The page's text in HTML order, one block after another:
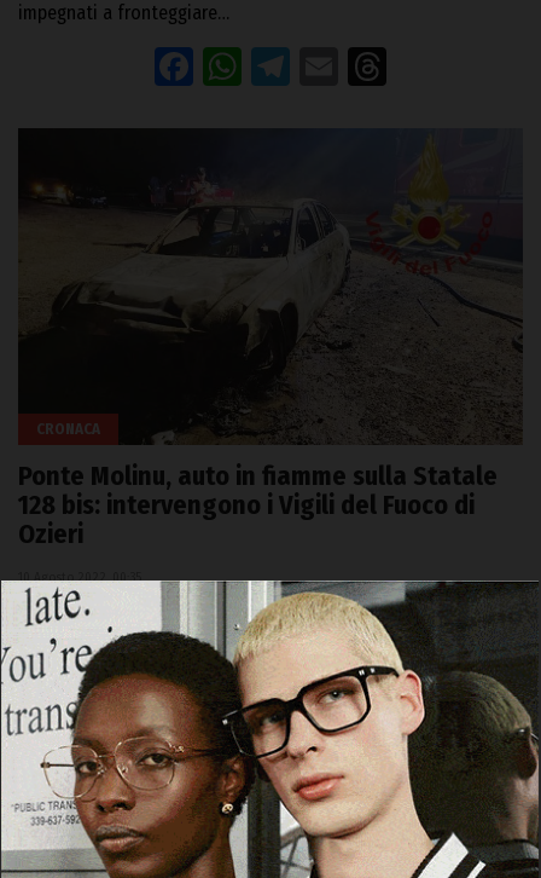
impegnati a fronteggiare…
Facebook
WhatsApp
Telegram
Email
CRONACA
Ponte Molinu, auto in fiamme sulla Statale
128 bis: intervengono i Vigili del Fuoco di
Ozieri
10 Agosto 2022, 00:35
Allertati intorno alle ore 21 di ieri (9 agosto) dalla Sala
operativa del Comando, i Vigili del Fuoco di Ozieri sono
intervenuti in località Ponte Molinu…
Facebook
WhatsApp
Telegram
EmailThreads
Cerca